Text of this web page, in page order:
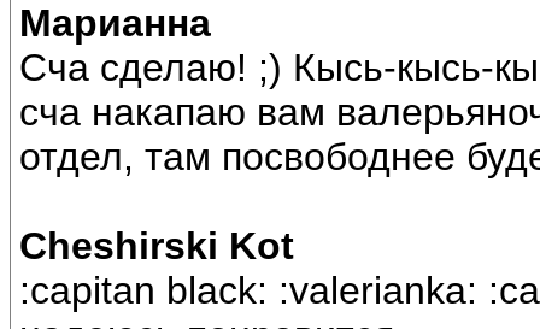
Марианна
Сча сделаю! ;) Кысь-кысь-
сча накапаю вам
отдел, там посвободнее
Cheshirski Kot
:capitan black: :valerianka: